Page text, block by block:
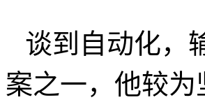
谈到自动化，
案之一，他较